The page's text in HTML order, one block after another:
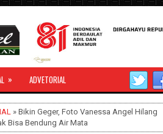
» ADVETORIAL
» Bikin Geger, Foto Vanessa Angel Hilang
Bisa Bendung Air Mata